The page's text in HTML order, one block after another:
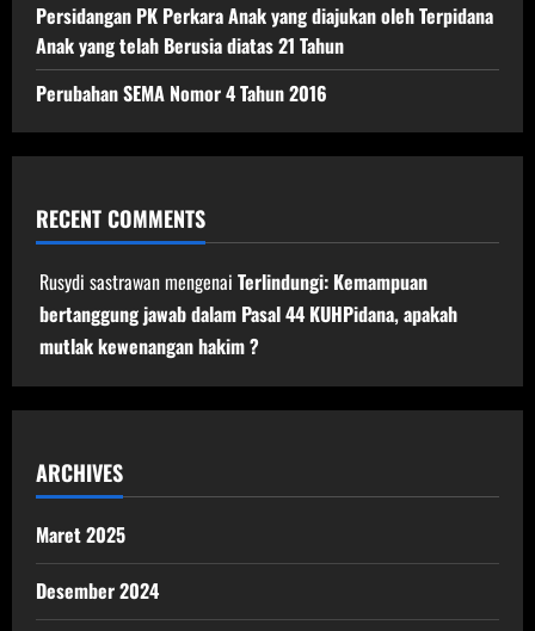
Persidangan PK Perkara Anak yang diajukan oleh Terpidana
Anak yang telah Berusia diatas 21 Tahun
Perubahan SEMA Nomor 4 Tahun 2016
RECENT COMMENTS
Rusydi sastrawanmengenai Terlindungi: Kemampuan
bertanggung jawab dalam Pasal 44 KUHPidana, apakah
mutlak kewenangan hakim ?
ARCHIVES
Maret 2025
Desember 2024